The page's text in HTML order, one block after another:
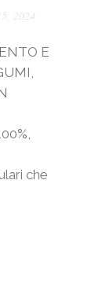
2024
E
che